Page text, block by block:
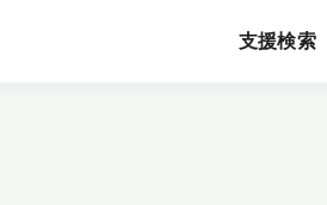
支援検索